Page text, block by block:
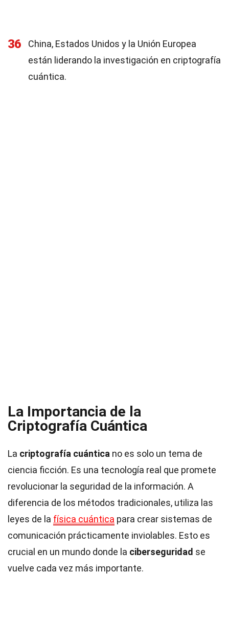
36
China, Estados Unidos y la Unión Europea
están liderando la investigación en criptografía
cuántica.
La Importancia de la
Criptografía Cuántica
La criptografía cuántica no es solo un tema de
ciencia ficción. Es una tecnología real que promete
revolucionar la seguridad de la información. A
diferencia de los métodos tradicionales, utiliza las
leyes de la física cuántica para crear sistemas de
comunicación prácticamente inviolables. Esto es
crucial en un mundo donde la ciberseguridad se
vuelve cada vez más importante.